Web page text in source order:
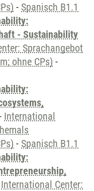
- Spanisch B1.1
- Sustainability
Sprachangebot
ohne CPs) -
International
- Spanisch B1.1
International Center: